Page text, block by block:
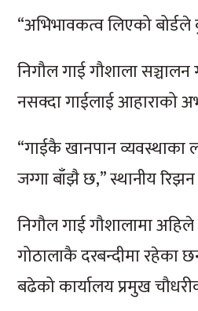
“अभिभावकत्व लिएको बोर्डले
निगौल गाई गौशाला
नसक्दा गाईलाई आहाराको
“गाईकै खानपान व्यवस्थाका
जग्गा बाँझै छ,” स्थानीय
निगौल गाई गौशालामा अहिले
गोठालाकै दरबन्दीमा रहेका
बढेको कार्यालय प्रमुख